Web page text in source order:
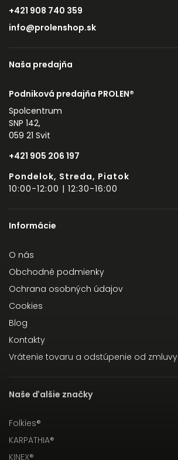
+421 908 740 359
info@prolenshop.sk
Naša predajňa
Podniková predajňa PROLEN®
Spolcentrum
SNP 142,
059 21 Svit
+421 905 206 197
Pondelok, Streda, Piatok
10:00-12:00 | 12:30-16:00
Informácie
O nás
Obchodné podmienky
Ochrana osobných údajov
Cookies
Blog
Kontakty
Vrátenie tovaru a odstúpenie od zmluvy
Naše ďalšie značky
Folkies®
KARPATHIA®
KINEX®